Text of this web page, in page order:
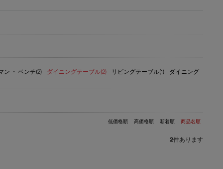
ン ・ ベンチ(2) ダイニングテーブル(2) リビングテーブル(1)
ダイニング
低価格順 高価格順 新着順 商品名順
2件あります